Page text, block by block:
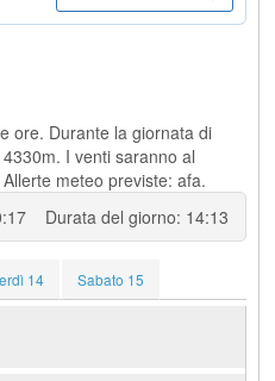
ore. Durante la giornata di
I venti saranno al
meteo previste: afa.
Durata del giorno: 14:13
14 Sabato 15